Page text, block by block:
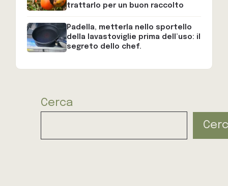
trattarlo per un buon raccolto
Padella, metterla nello sportello
della lavastoviglie prima dell’uso: il
segreto dello chef.
Cerca